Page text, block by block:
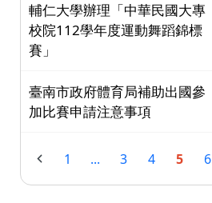
輔仁大學辦理「中華民國大專
校院112學年度運動舞蹈錦標
賽」
臺南市政府體育局補助出國參
加比賽申請注意事項
1 ... 3 4 5 6